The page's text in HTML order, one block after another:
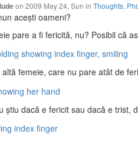
on 2009 May 24, Sun in Thoughts,
aceşti oameni?
pare a fi fericită, nu? Posibil că
femeie, care nu pare atât de
ştiu dacă e fericit sau dacă e trist,